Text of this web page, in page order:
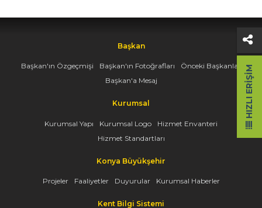
Başkan
Başkan'ın Özgeçmişi Başkan'ın Fotoğrafları
Önceki Başkanlar
Başkan'a Mesaj
Kurumsal
Kurumsal Yapı Kurumsal Logo
Hizmet Envanteri
Hizmet Standartları
Konya Büyükşehir
Projeler Faaliyetler Duyurular Kurumsal Haberler
Kent Bilgi Sistemi
HIZLI ERIŞIM